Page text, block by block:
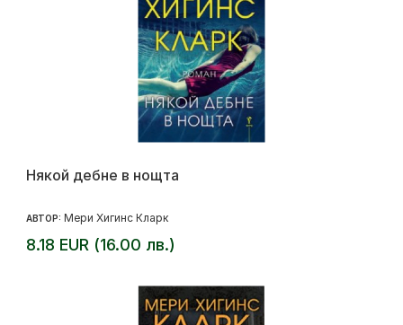
Някой дебне в нощта
АВТОР: Мери Хигинс Кларк
8.18 EUR (16.00 лв.)